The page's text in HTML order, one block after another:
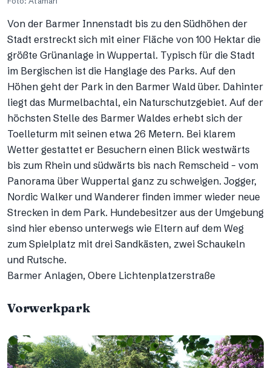
Von der Barmer Innenstadt bis zu den Südhöhen der
Stadt erstreckt sich mit einer Fläche von 100 Hektar die
größte Grünanlage in Wuppertal. Typisch für die Stadt
im Bergischen ist die Hanglage des Parks. Auf den
Höhen geht der Park in den Barmer Wald über. Dahinter
liegt das Murmelbachtal, ein Naturschutzgebiet. Auf der
höchsten Stelle des Barmer Waldes erhebt sich der
Toelleturm mit seinen etwa 26 Metern. Bei klarem
Wetter gestattet er Besuchern einen Blick westwärts
bis zum Rhein und südwärts bis nach Remscheid – vom
Panorama über Wuppertal ganz zu schweigen. Jogger,
Nordic Walker und Wanderer finden immer wieder neue
Strecken in dem Park. Hundebesitzer aus der Umgebung
sind hier ebenso unterwegs wie Eltern auf dem Weg
zum Spielplatz mit drei Sandkästen, zwei Schaukeln
und Rutsche.
Barmer Anlagen, Obere Lichtenplatzerstraße
Vorwerkpark